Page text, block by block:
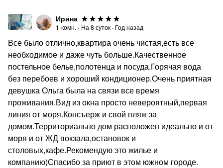
Ирина
1-комн. · На 8 суток · Год назад
Все было отлично,квартира очень чистая,есть все
необходимое и даже чуть больше.Качественное
постельное белье,полотенца и посуда.Горячая вода
без перебоев и хороший кондиционер.Очень приятная
девушка Ольга была на связи все время
проживания.Вид из окна просто невероятный,первая
линия от моря.Консъерж и свой пляж за
домом.Территориально дом расположен идеально и от
моря и от ЖД вокзала,остановок и
столовых,кафе.Рекомендую это жилье и
компанию)Спасибо за приют в этом южном городе.